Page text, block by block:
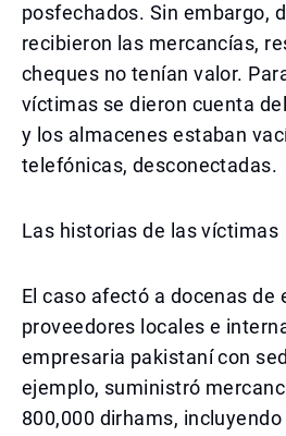
posfechados. Sin embargo,
recibieron las mercancías,
cheques no tenían valor.
víctimas se dieron cuenta
y los almacenes estaban
telefónicas, desconectadas.
Las historias de las víctimas
El caso afectó a docenas de
proveedores locales e
empresaria pakistaní con
ejemplo, suministró
800,000 dirhams,